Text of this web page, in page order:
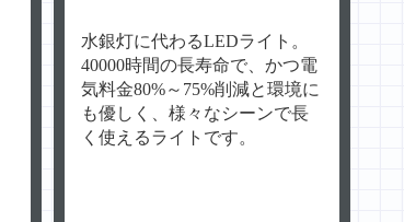
水銀灯に代わるLEDライト。
40000時間の長寿命で、かつ電
気料金80%～75%削減と環境に
も優しく、様々なシーンで長
く使えるライトです。